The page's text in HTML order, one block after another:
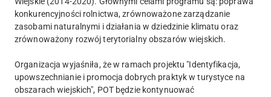
konkurencyjności rolnictwa, zrównoważone zarządzanie
zasobami naturalnymi i działania w dziedzinie klimatu oraz
zrównoważony rozwój terytorialny obszarów wiejskich.
Organizacja wyjaśniła, że w ramach projektu "Identyfikacja,
upowszechnianie i promocja dobrych praktyk w turystyce na
obszarach wiejskich", POT będzie kontynuować